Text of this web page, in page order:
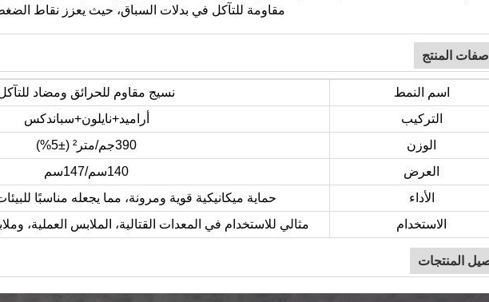
مقاومة للتآكل في بدلات السباق، حيث يعزز نقاط
المنتج
اسم النمط
نسيج مقاوم للحرائق ومضاد
التركيب
أراميد+نايلون+سباندكس
الوزن
390جم/متر² (±5%)
العرض
140سم/147سم
الأداء
حماية ميكانيكية قوية ومرونة، مما يجعله مناسبًا
الاستخدام
مثالي للاستخدام في المعدات القتالية، الملابس العملية،
المنتجات